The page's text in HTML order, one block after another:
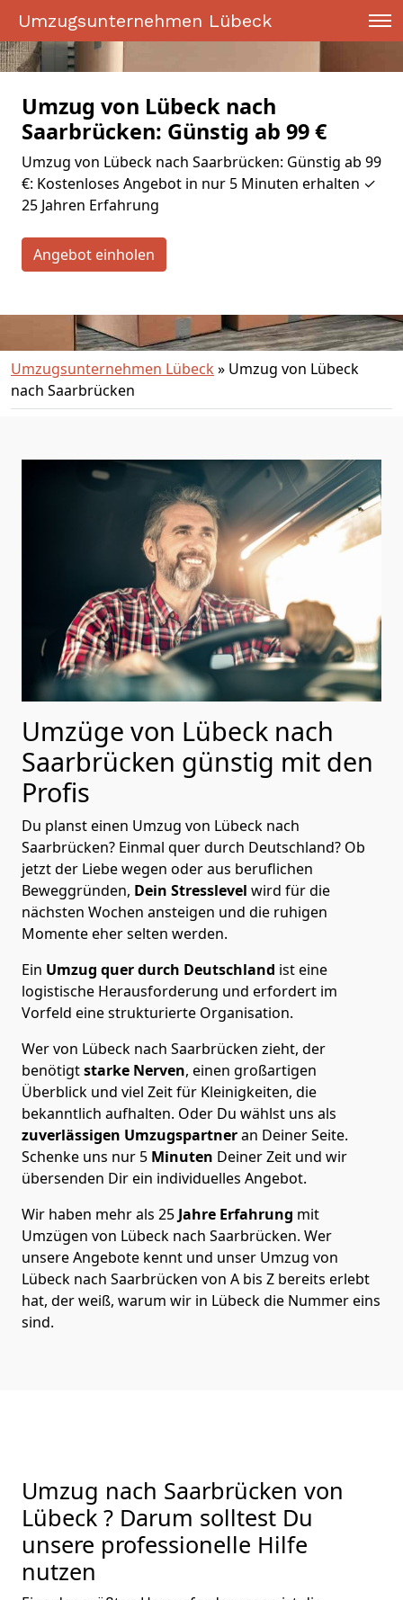
Umzugsunternehmen Lübeck
Umzug von Lübeck nach
Saarbrücken: Günstig ab 99 €
Umzug von Lübeck nach Saarbrücken: Günstig ab 99
€: Kostenloses Angebot in nur 5 Minuten erhalten ✓
25 Jahren Erfahrung
Angebot einholen
Umzugsunternehmen Lübeck » Umzug von Lübeck
nach Saarbrücken
Umzüge von Lübeck nach
Saarbrücken günstig mit den
Profis
Du planst einen Umzug von Lübeck nach
Saarbrücken? Einmal quer durch Deutschland? Ob
jetzt der Liebe wegen oder aus beruflichen
Beweggründen, Dein Stresslevel wird für die
nächsten Wochen ansteigen und die ruhigen
Momente eher selten werden.
Ein Umzug quer durch Deutschland ist eine
logistische Herausforderung und erfordert im
Vorfeld eine strukturierte Organisation.
Wer von Lübeck nach Saarbrücken zieht, der
benötigtstarke Nerven, einen großartigen
Überblick und viel Zeit für Kleinigkeiten, die
bekanntlich aufhalten. Oder Du wählst uns als
zuverlässigen Umzugspartneran Deiner Seite.
Schenke uns nur 5 Minuten Deiner Zeit und wir
übersenden Dir ein individuelles Angebot.
Wir haben mehr als 25 Jahre Erfahrung mit
Umzügen von Lübeck nach Saarbrücken. Wer
unsere Angebote kennt und unser Umzug von
Lübeck nach Saarbrücken von A bis Z bereits erlebt
hat, der weiß, warum wir in Lübeck die Nummer eins
sind.
Umzug nach Saarbrücken von
Lübeck ? Darum solltest Du
unsere professionelle Hilfe
nutzen